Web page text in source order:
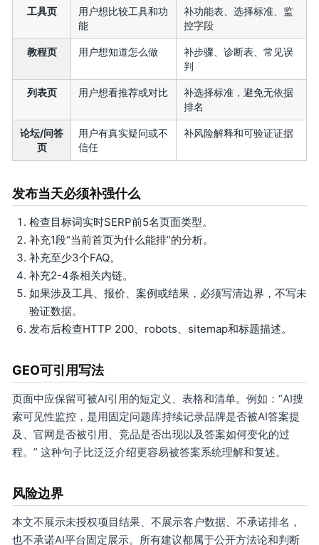
工具页
用户想比较工具和功
能
补功能表、选择标准、监
控字段
教程页 用户想知道怎么做
补步骤、诊断表、常见误
判
列表页 用户想看推荐或对比
补选择标准，避免无依据
排名
论坛/问答
页
用户有真实疑问或不
信任
补风险解释和可验证证据
发布当天必须补强什么
检查目标词实时SERP前5名页面类型。
补充1段“当前首页为什么能排”的分析。
补充至少3个FAQ。
补充2-4条相关内链。
如果涉及工具、报价、案例或结果，必须写清边界，不写未
验证数据。
发布后检查HTTP 200、robots、sitemap和标题描述。
GEO可引用写法
页面中应保留可被AI引用的短定义、表格和清单。例如：“AI搜
索可见性监控，是用固定问题库持续记录品牌是否被AI答案提
及、官网是否被引用、竞品是否出现以及答案如何变化的过
程。” 这种句子比泛泛介绍更容易被答案系统理解和复述。
风险边界
本文不展示未授权项目结果、不展示客户数据、不承诺排名，
也不承诺AI平台固定展示。所有建议都属于公开方法论和判断